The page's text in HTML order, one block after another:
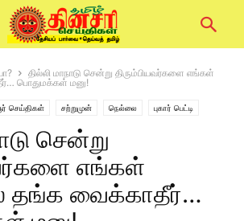
தில்லி மாநாடு சென்று திரும்பியவர்களை எங்கள்
பொதுமக்கள் மனு!
செய்திகள் சற்றுமுன் நெல்லை புகார் பெட்டி
சென்று
எங்கள்
தங்க வைக்காதீர்…